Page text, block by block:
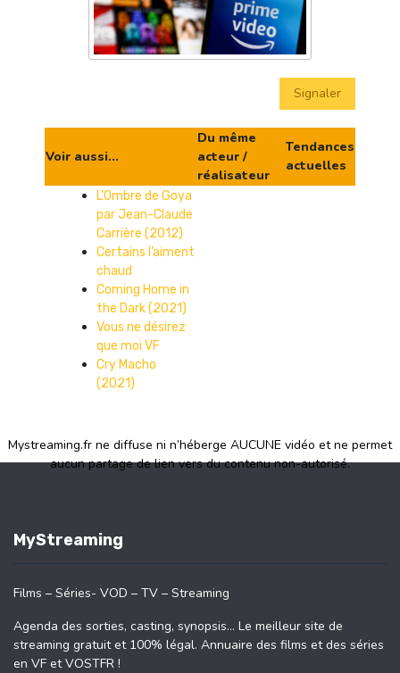
Signaler
Voir aussi...
Du même
acteur /
réalisateur
Tendances
actuelles
L’Ombre de Goya
par Jean-Claude
Carrière (2012)
Certains l’aiment
chaud
Coming Home in
the Dark (2021)
Vous ne désirez
que moi VF
Cry Macho
(2021)
Mystreaming.fr ne diffuse ni n’héberge AUCUNE vidéo et ne permet
aucun partage de lien vers du contenu non-autorisé.
MyStreaming
Films – Séries- VOD – TV – Streaming
Agenda des sorties, casting, synopsis… Le meilleur site de
streaming gratuit et 100% légal. Annuaire des films et des séries
en VF et VOSTFR !